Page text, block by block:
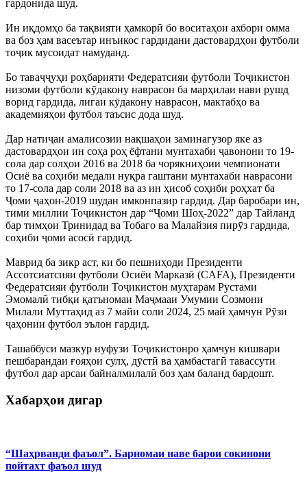
гардонида шуд.
Ин иқдомҳо ба тақвияти ҳамкорӣ бо воситаҳои ахбори омма
ва боз ҳам васеътар инъикос гардидани дастовардҳои футболи
тоҷик мусоидат намуданд.
Бо таваҷҷуҳи роҳбарияти Федератсияи футболи Тоҷикистон
низоми футболи кӯдакону наврасон ба марҳилаи нави рушд
ворид гардида, лигаи кӯдакону наврасон, мактабҳо ва
академияҳои футбол таъсис дода шуд.
Дар натиҷаи амалисозии нақшаҳои заминагузор яке аз
дастовардҳои ин соҳа роҳ ёфтани мунтахаби ҷавонони то 19-
сола дар солҳои 2016 ва 2018 ба чорякниҳоии чемпионати
Осиё ва соҳиби медали нуқра гаштани мунтахаби наврасони
то 17-сола дар соли 2018 ва аз ин ҳисоб соҳиби роҳхат ба
Ҷоми ҷаҳон-2019 шудан имконпазир гардид. Дар баробари ин,
тими миллии Тоҷикистон дар “Ҷоми Шоҳ-2022” дар Тайланд
бар тимҳои Тринидад ва Тобаго ва Малайзия пирӯз гардида,
соҳиби ҷоми асосӣ гардид.
Маврид ба зикр аст, ки бо пешниҳоди Президенти
Ассотсиатсияи футболи Осиёи Марказӣ (CAFA), Президенти
Федератсияи футболи Тоҷикистон муҳтарам Рустами
Эмомалӣ тибқи қатъномаи Маҷмааи Умумии Созмони
Милали Муттаҳид аз 7 майи соли 2024, 25 май ҳамчун Рӯзи
ҷаҳонии футбол эълон гардид.
Ташаббуси мазкур нуфузи Тоҷикистонро ҳамчун кишвари
пешбарандаи ғояҳои сулҳ, дӯстӣ ва ҳамбастагӣ тавассути
футбол дар арсаи байналмилалӣ боз ҳам баланд бардошт.
Хабарҳои дигар
“Шаҳрванди фаъол”. Барномаи наве барои сокинони
пойтахт фаъол шуд